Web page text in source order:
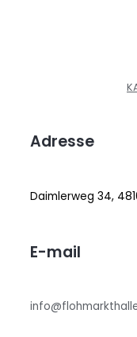
Adresse
Daimlerweg 34,
E-mail